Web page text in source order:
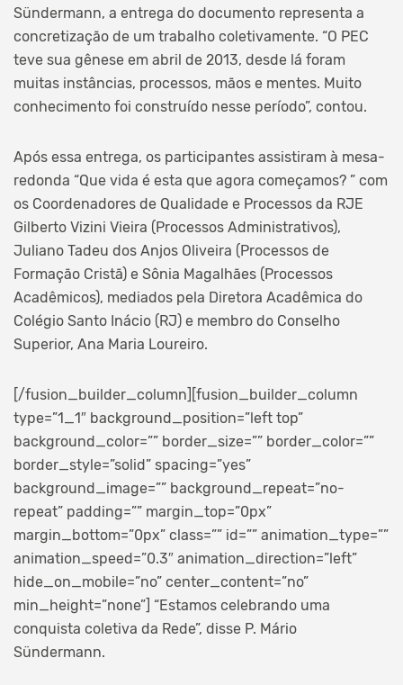
Sündermann, a entrega do documento representa a
concretização de um trabalho coletivamente. “O PEC
teve sua gênese em abril de 2013, desde lá foram
muitas instâncias, processos, mãos e mentes. Muito
conhecimento foi construído nesse período”, contou.
Após essa entrega, os participantes assistiram à mesa-
redonda “Que vida é esta que agora começamos? ” com
os Coordenadores de Qualidade e Processos da RJE
Gilberto Vizini Vieira (Processos Administrativos),
Juliano Tadeu dos Anjos Oliveira (Processos de
Formação Cristã) e Sônia Magalhães (Processos
Acadêmicos), mediados pela Diretora Acadêmica do
Colégio Santo Inácio (RJ) e membro do Conselho
Superior, Ana Maria Loureiro.
[/fusion_builder_column][fusion_builder_column
type=”1_1″ background_position=”left top”
background_color=”” border_size=”” border_color=””
border_style=”solid” spacing=”yes”
background_image=”” background_repeat=”no-
repeat” padding=”” margin_top=”0px”
margin_bottom=”0px” class=”” id=”” animation_type=””
animation_speed=”0.3″ animation_direction=”left”
hide_on_mobile=”no” center_content=”no”
min_height=”none”] “Estamos celebrando uma
conquista coletiva da Rede”, disse P. Mário
Sündermann.